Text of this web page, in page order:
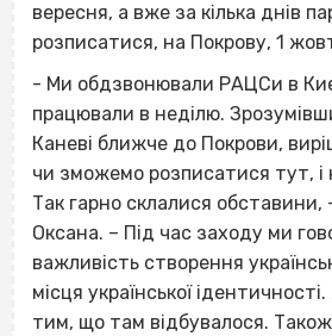
вересня, а вже за кілька днів
розписатися, на Покрову, 1
- Ми обдзвонювали РАЦСи в
працювали в неділю.
Каневі ближче до Покрови,
чи зможемо розписатися тут,
Так гарно склалися обставини,
Оксана. – Під час заходу ми
важливість створення
місця української
тим, що там відбувалося.